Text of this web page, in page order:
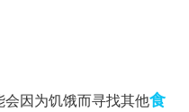
因为饥饿而寻找其他食